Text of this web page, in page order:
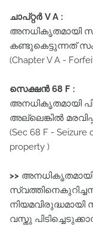
ചാപ്റ്റർ V A :
അനധികൃതമായി
കണ്ടുകെട്ടുന്നത്‌
(Chapter V A -
സെക്ഷൻ 68 F :
അനധികൃതമായി
അല്ലെങ്കിൽ
(Sec 68 F - Seizure
property )
>> അനധികൃതമായി
വസ്തു